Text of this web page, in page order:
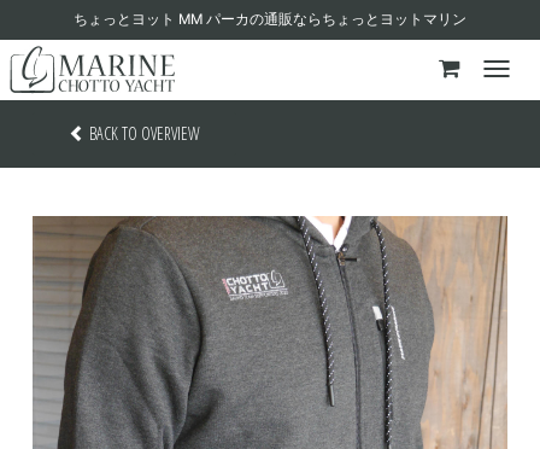
ちょっとヨット MM パーカの通販ならちょっとヨットマリン
BACK TO OVERVIEW